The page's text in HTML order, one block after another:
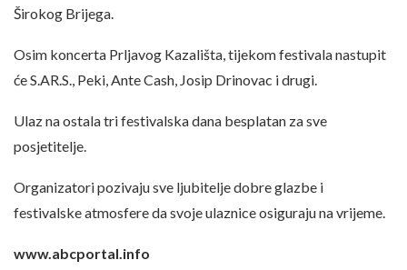
Širokog Brijega.
Osim koncerta Prljavog Kazališta, tijekom festivala nastupit
će S.AR.S., Peki, Ante Cash, Josip Drinovac i drugi.
Ulaz na ostala tri festivalska dana besplatan za sve
posjetitelje.
Organizatori pozivaju sve ljubitelje dobre glazbe i
festivalske atmosfere da svoje ulaznice osiguraju na vrijeme.
www.abcportal.info